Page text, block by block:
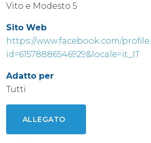
Vito e Modesto 5
Sito Web
https://www.facebook.com/
id=61578886546929&locale=it_IT
Adatto per
Tutti
ALLEGATO